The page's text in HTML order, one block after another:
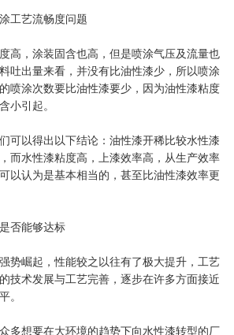
艺流畅度问题
，涂装固含也高，但是喷涂气压及流量也
吐出量来看，并没有比油性漆少，所以喷涂
喷涂次数要比油性漆要少，因为油性漆粘度
小引起。
以得出以下结论：油性漆开稀比较水性漆
而水性漆粘度高，上漆效率高，从生产效率
以认为是基本相当的，甚至比油性漆效率更
否能够达标
崛起，性能较之以往有了极大提升，工艺
技术发展与工艺完善，逐步在许多方面接近
。
想要在大环境的趋势下向水性漆转型的厂